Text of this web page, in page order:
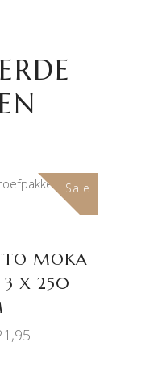
Sale
MOKA
3 X 250
Huidige